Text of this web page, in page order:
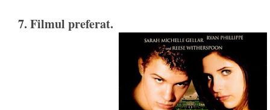
7. Filmul preferat.